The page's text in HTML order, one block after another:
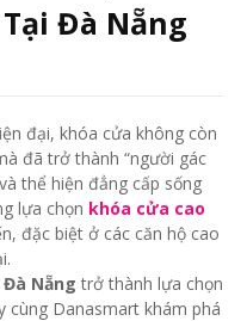
Đà Nẵng
đại, khóa cửa không còn
đã trở thành “người gác
thể hiện đẳng cấp sống
lựa chọn khóa cửa cao
đặc biệt ở các căn hộ cao
Nẵng trở thành lựa chọn
cùng Danasmart khám phá